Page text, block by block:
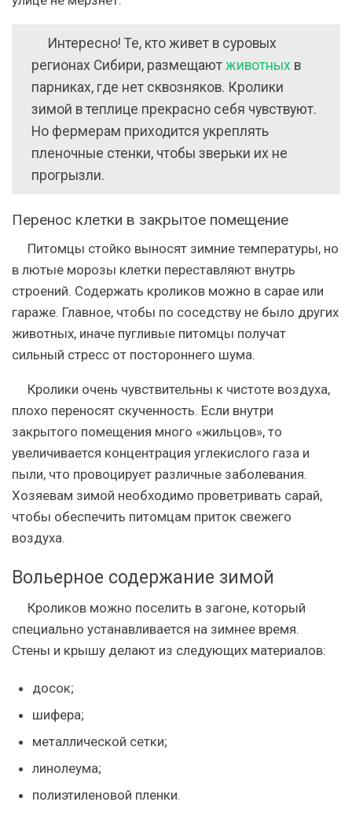
Интересно! Те, кто живет в суровых
регионах Сибири, размещают животных в
парниках, где нет сквозняков. Кролики
зимой в теплице прекрасно себя чувствуют.
Но фермерам приходится укреплять
пленочные стенки, чтобы зверьки их не
прогрызли.
Перенос клетки в закрытое помещение
Питомцы стойко выносят зимние температуры, но
в лютые морозы клетки переставляют внутрь
строений. Содержать кроликов можно в сарае или
гараже. Главное, чтобы по соседству не было других
животных, иначе пугливые питомцы получат
сильный стресс от постороннего шума.
Кролики очень чувствительны к чистоте воздуха,
плохо переносят скученность. Если внутри
закрытого помещения много «жильцов», то
увеличивается концентрация углекислого газа и
пыли, что провоцирует различные заболевания.
Хозяевам зимой необходимо проветривать сарай,
чтобы обеспечить питомцам приток свежего
воздуха.
Вольерное содержание зимой
Кроликов можно поселить в загоне, который
специально устанавливается на зимнее время.
Стены и крышу делают из следующих материалов:
досок;
шифера;
металлической сетки;
линолеума;
полиэтиленовой пленки.